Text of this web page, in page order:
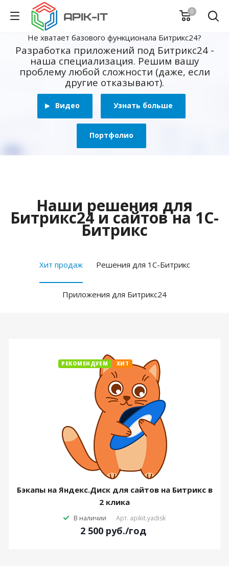
0
Не хватает базового функционала Битрикс24?
Разработка приложений под Битрикс24 -
наша специализация. Решим вашу
проблему любой сложности (даже, если
другие отказывают).
Видео Узнать больше
Портфолио
Наши решения для
Битрикс24 и сайтов на 1С-
Битрикс
Хит продаж Решения для 1С-Битрикс
Приложения для Битрикс24
РЕКОМЕНДУЕМ ХИТ
Бэкапы на Яндекс.Диск для сайтов на Битрикс в
2 клика
В наличии Арт. apikit.yadisk
2 500 руб./год